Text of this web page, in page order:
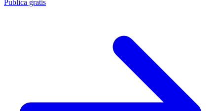
Publica gratis